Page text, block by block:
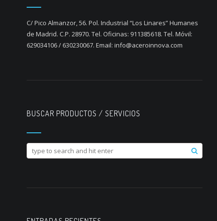
C/ Pico Almanzor, 56. Pol. Industrial “Los Linares” Humanes
de Madrid. C.P. 28970. Tel. Oficinas: 911385618. Tel. Móvil:
629034106 / 630230067. Email: info@aceroinnova.com
BUSCAR PRODUCTOS / SERVICIOS